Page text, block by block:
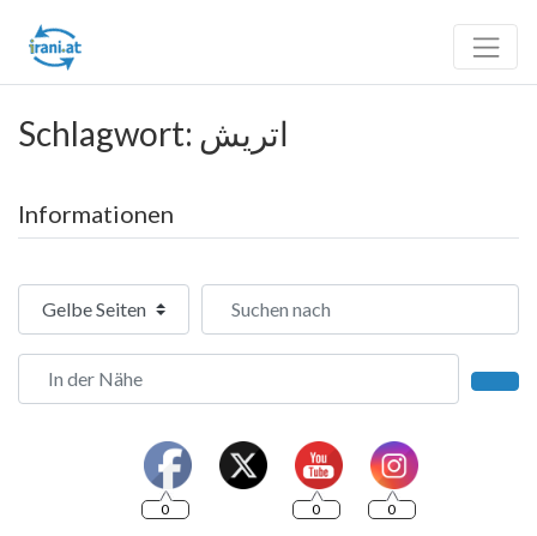
Schlagwort: اتریش
Informationen
Suchtyp auswählen Suchen nach
In der Nähe
0 0 0